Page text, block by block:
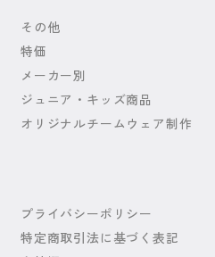
その他
特価
メーカー別
ジュニア・キッズ商品
オリジナルチームウェア制作
プライバシーポリシー
特定商取引法に基づく表記